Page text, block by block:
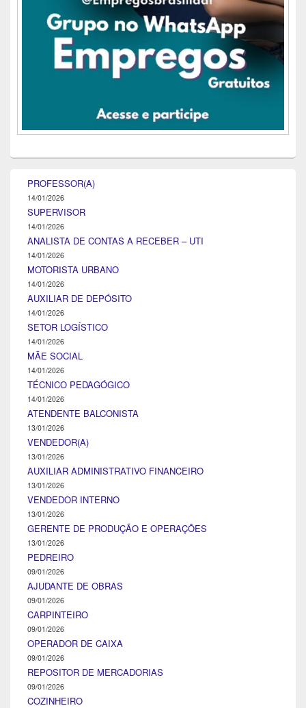
PROFESSOR(A)
14/01/2026
SUPERVISOR
14/01/2026
ANALISTA DE CONTAS A RECEBER – UTI
14/01/2026
MOTORISTA URBANO
14/01/2026
AUXILIAR DE DEPÓSITO
14/01/2026
SETOR LOGÍSTICO
14/01/2026
MÃE SOCIAL
14/01/2026
TÉCNICO PEDAGÓGICO
14/01/2026
ATENDENTE BALCONISTA
13/01/2026
VENDEDOR(A)
13/01/2026
AUXILIAR ADMINISTRATIVO FINANCEIRO
13/01/2026
VENDEDOR INTERNO
13/01/2026
GERENTE DE PRODUÇÃO E OPERAÇÕES
13/01/2026
PEDREIRO
09/01/2026
AJUDANTE DE OBRAS
09/01/2026
CARPINTEIRO
09/01/2026
OPERADOR DE CAIXA
09/01/2026
REPOSITOR DE MERCADORIAS
09/01/2026
COZINHEIRO